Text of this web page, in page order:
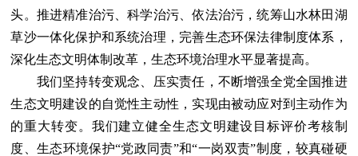
头。推进精准治污、科学治污、依法治污，统筹山水林田湖
草沙一体化保护和系统治理，完善生态环保法律制度体系，
深化生态文明体制改革，生态环境治理水平显著提高。
我们坚持转变观念、压实责任，不断增强全党全国推进
生态文明建设的自觉性主动性，实现由被动应对到主动作为
的重大转变。我们建立健全生态文明建设目标评价考核制
度、生态环境保护“党政同责”和“一岗双责”制度，较真碰硬